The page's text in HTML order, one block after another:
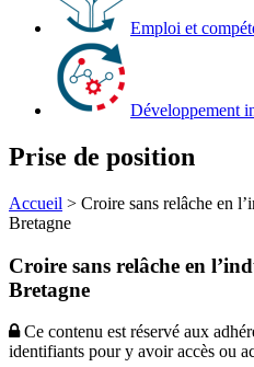
Emploi et
Développement
Prise de position
Accueil > Croire sans relâche en
Bretagne
Croire sans relâche en
Bretagne
Ce contenu est réservé aux
identifiants pour y avoir accès ou